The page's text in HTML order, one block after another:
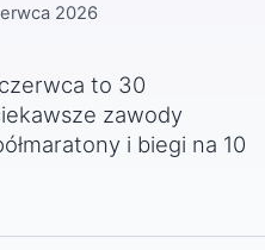
2026
to 30
zawody
i biegi na 10